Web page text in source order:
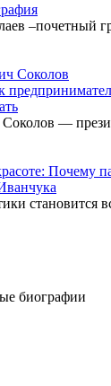
–почетный
—
Почему
становится
биографии